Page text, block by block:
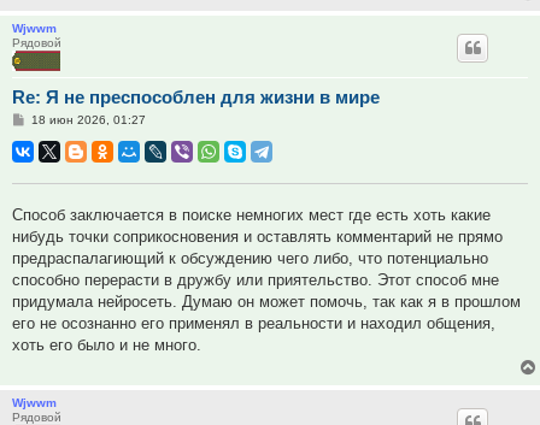
Wjwwm
Рядовой
Re: Я не преспособлен для жизни в мире
Сообщение
18 июн 2026, 01:27
Способ заключается в поиске немногих мест где есть хоть какие
нибудь точки соприкосновения и оставлять комментарий не прямо
предраспалагиющий к обсуждению чего либо, что потенциально
способно перерасти в дружбу или приятельство. Этот способ мне
придумала нейросеть. Думаю он может помочь, так как я в прошлом
его не осознанно его применял в реальности и находил общения,
хоть его было и не много.
Wjwwm
Рядовой